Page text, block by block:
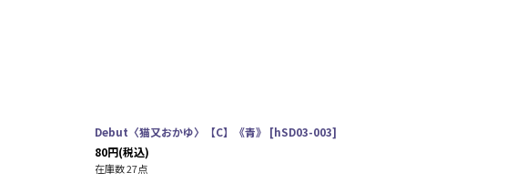
Debut〈猫又おかゆ〉【C】《青》 [hSD03-003]
80円(税込)
在庫数 27点